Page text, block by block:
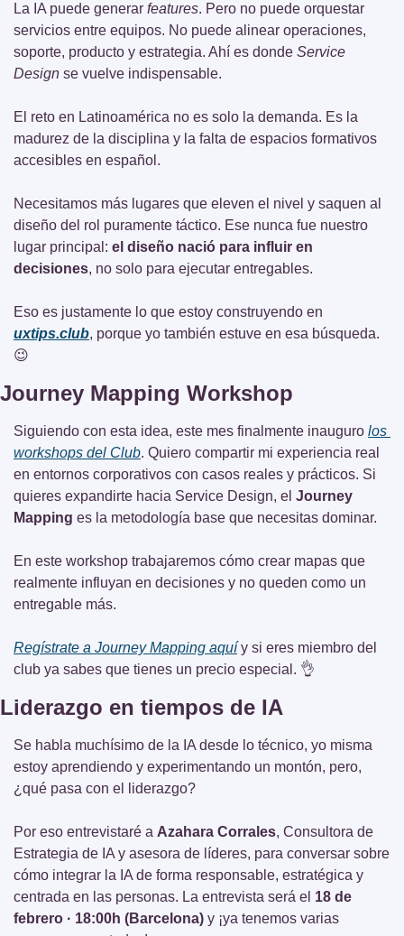
La IA puede generar features. Pero no puede orquestar
servicios entre equipos. No puede alinear operaciones,
soporte, producto y estrategia. Ahí es donde Service
Design se vuelve indispensable.
El reto en Latinoamérica no es solo la demanda. Es la
madurez de la disciplina y la falta de espacios formativos
accesibles en español.
Necesitamos más lugares que eleven el nivel y saquen al
diseño del rol puramente táctico. Ese nunca fue nuestro
lugar principal: el diseño nació para influir en
decisiones, no solo para ejecutar entregables.
uxtips.club
😉
Journey Mapping Workshop
Siguiendo con esta idea, este mes finalmente inauguro los
workshops del Club. Quiero compartir mi experiencia real
en entornos corporativos con casos reales y prácticos. Si
quieres expandirte hacia Service Design, el Journey
Mapping es la metodología base que necesitas dominar.
En este workshop trabajaremos cómo crear mapas que
realmente influyan en decisiones y no queden como un
entregable más.
Regístrate a Journey Mapping aquí y si eres miembro del
club ya sabes que tienes un precio especial. 👌
Liderazgo en tiempos de IA
Se habla muchísimo de la IA desde lo técnico, yo misma
estoy aprendiendo y experimentando un montón, pero,
¿qué pasa con el liderazgo?
Por eso entrevistaré a Azahara Corrales, Consultora de
Estrategia de IA y asesora de líderes, para conversar sobre
cómo integrar la IA de forma responsable, estratégica y
centrada en las personas. La entrevista será el 18 de
febrero · 18:00h (Barcelona) y ¡ya tenemos varias